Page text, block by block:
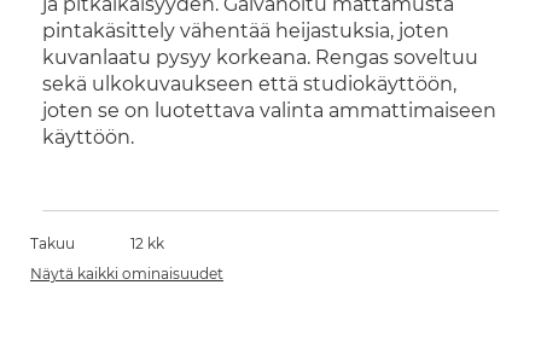
pintakäsittely vähentää heijastuksia, joten
kuvanlaatu pysyy korkeana. Rengas soveltuu
sekä ulkokuvaukseen että studiokäyttöön,
joten se on luotettava valinta ammattimaiseen
käyttöön.
Takuu
12 kk
Näytä kaikki ominaisuudet